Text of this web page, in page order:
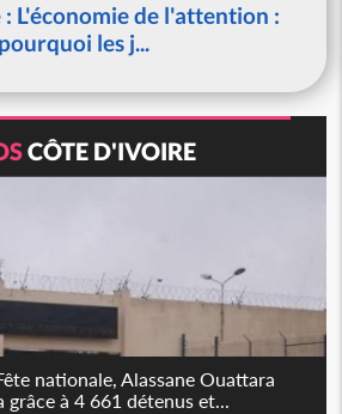
L'économie de l'attention :
pourquoi les j...
CÔTE D'IVOIRE
nationale, Alassane Ouattara
grâce à 4 661 détenus et...